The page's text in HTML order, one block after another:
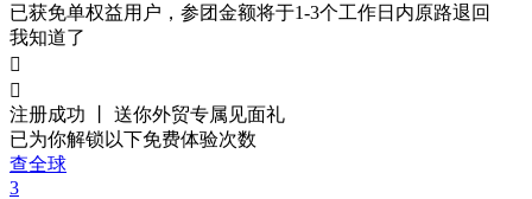
已获免单权益用户，参团金额将于1-3个工作日内原路退回
我知道了


注册成功 丨 送你外贸专属见面礼
已为你解锁以下免费体验次数
查全球
3